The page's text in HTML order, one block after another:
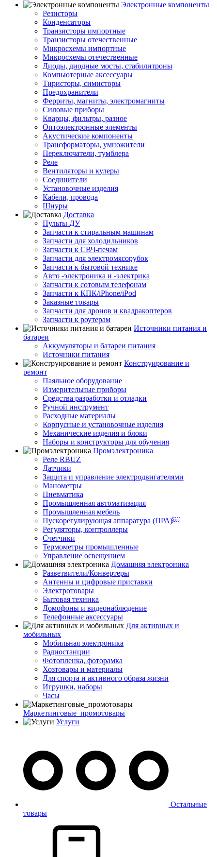
Электронные компоненты
Резисторы
Конденсаторы
Транзисторы импортные
Транзисторы отечественные
Микросхемы импортные
Микросхемы отечественные
Диоды, диодные мосты, стабилитроны
Компьютерные аксессуары
Тиристоры, симисторы
Предохранители
Ферриты, магниты, электромагниты
Силовые приборы
Кварцы, фильтры, разное
Оптоэлектронные элементы
Акустические компоненты
Трансформаторы, умножители
Переключатели, тумблера
Реле
Вентиляторы и кулеры
Соединители
Установочные изделия
Кабели, провода
Шнуры
Доставка
Пульты ДУ
Запчасти к стиральным машинам
Запчасти для холодильников
Запчасти к СВЧ-печам
Запчасти для электромясорубок
Запчасти к бытовой технике
Авто -электроника и -электрика
Запчасти к сотовым телефонам
Запчасти к КПК/iPhone/iPod
Заказные товары
Запчасти для дронов и квадракоптеров
Запчасти к роутерам
Источники питания и
батареи
Аккумуляторы и батареи питания
Источники питания
Конструирование и
ремонт
Паяльное оборудование
Измерительные приборы
Средства разработки и отладки
Ручной инструмент
Расходные материалы
Корпусные и установочные изделия
Механические изделия и блоки
Наборы и конструкторы для обучения
Промэлектроника
Реле RBUZ
Датчики
Защита и управление электродвигателями
Манометры
Пневматика
Промышленная автоматизация
Промышленная мебель
Пускорегулирующая аппаратура (ПРА)￼
Регуляторы, контроллеры
Счетчики
Термометры промышленные
Управление освещением
Домашняя электроника
Разветвители/Конвертеры
Антенны и цифровые приставки
Электротовары
Бытовая техника
Домофоны и видеонаблюдение
Телефонные аксессуары
Для активных и
мобильных
Мобильная электроника
Радиостанции
Фотопленка, фоторамка
Хозтовары и материалы
Для спорта и активного образа жизни
Игрушки, наборы
Часы
Маркетинговые_промотовары
Услуги
Остальные
товары